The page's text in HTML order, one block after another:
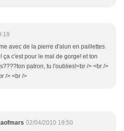
avec de la pierre d'alun en paillettes
ça c'est pour le mal de gorge! et ton
patron, tu l'oublies!<br /> <br />
/> <br />
02/04/2010 19:50